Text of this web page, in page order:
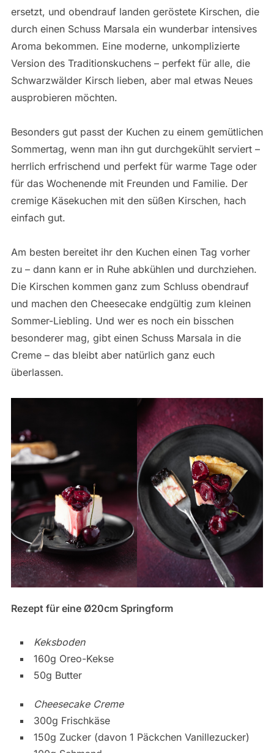
ersetzt, und obendrauf landen geröstete Kirschen, die
durch einen Schuss Marsala ein wunderbar intensives
Aroma bekommen. Eine moderne, unkomplizierte
Version des Traditionskuchens – perfekt für alle, die
Schwarzwälder Kirsch lieben, aber mal etwas Neues
ausprobieren möchten.
Besonders gut passt der Kuchen zu einem gemütlichen
Sommertag, wenn man ihn gut durchgekühlt serviert –
herrlich erfrischend und perfekt für warme Tage oder
für das Wochenende mit Freunden und Familie. Der
cremige Käsekuchen mit den süßen Kirschen, hach
einfach gut.
Am besten bereitet ihr den Kuchen einen Tag vorher
zu – dann kann er in Ruhe abkühlen und durchziehen.
Die Kirschen kommen ganz zum Schluss obendrauf
und machen den Cheesecake endgültig zum kleinen
Sommer-Liebling. Und wer es noch ein bisschen
besonderer mag, gibt einen Schuss Marsala in die
Creme – das bleibt aber natürlich ganz euch
überlassen.
Rezept für eine Ø20cm Springform
Keksboden
160g Oreo-Kekse
50g Butter
Cheesecake Creme
300g Frischkäse
150g Zucker (davon 1 Päckchen Vanillezucker)